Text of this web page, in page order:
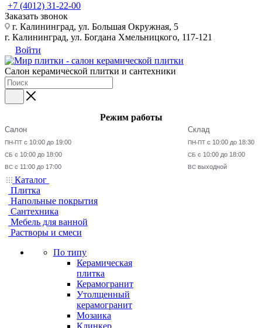
+7 (4012) 31-22-00
Заказать звонок
г. Калининград, ул. Большая Окружная, 5
г. Калининград, ул. Богдана Хмельницкого, 117-121
Войти
Салон керамической плитки и сантехники
Режим работы
Салон
ПН-ПТ с 10:00 до 19:00
СБ с 10:00 до 18:00
ВС с 11:00 до 17:00
Склад
ПН-ПТ с 10:00 до 18:30
СБ с 10:00 до 18:00
ВС выходной
Каталог
Плитка
Напольные покрытия
Сантехника
Мебель для ванной
Растворы и смеси
По типу
Керамическая
плитка
Керамогранит
Утолщенный
керамогранит
Мозаика
Клинкер